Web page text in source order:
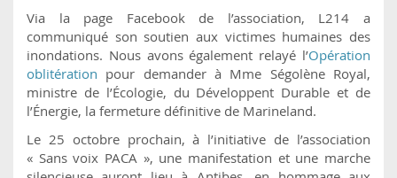
Via la page Facebook de l’association, L214 a
communiqué son soutien aux victimes humaines des
inondations. Nous avons également relayé l’Opération
oblitération pour demander à Mme Ségolène Royal,
ministre de l’Écologie, du Développent Durable et de
l’Énergie, la fermeture définitive de Marineland.
Le 25 octobre prochain, à l’initiative de l’association
« Sans voix PACA », une manifestation et une marche